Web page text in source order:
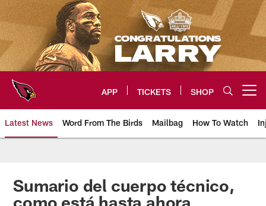
Skip
to
main
content
APP TICKETS SHOP
Latest News Word From The Birds Mailbag How To Watch
Arizona Cardinals Home: The
Sumario del cuerpo técnico,